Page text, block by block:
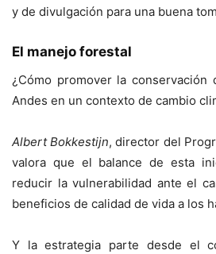
y de divulgación para una buena
El manejo forestal
¿Cómo promover la
Andes en un contexto de cambio
Albert Bokkestijn, director del
valora que el balance de esta
reducir la vulnerabilidad ante el
beneficios de calidad de vida a los
Y la estrategia parte desde el